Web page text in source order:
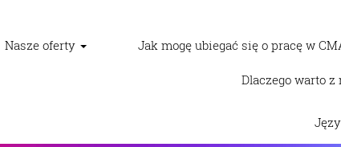
Nasze oferty Jak mogę ubiegać się o pracę w
Dlaczego warto